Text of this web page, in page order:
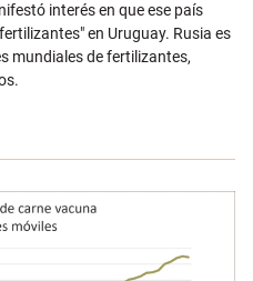
interés en que ese país
en Uruguay. Rusia es
mundiales de fertilizantes,